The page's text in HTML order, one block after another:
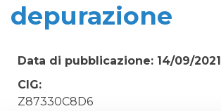
depurazione
Data di pubblicazione: 14/09/2021
CIG:
Z87330C8D6